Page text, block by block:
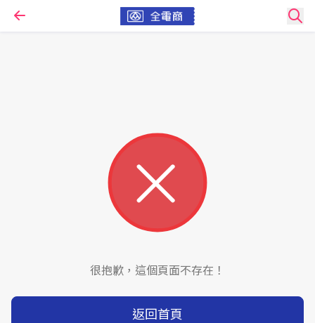
很抱歉，這個頁面不存在！
返回首頁